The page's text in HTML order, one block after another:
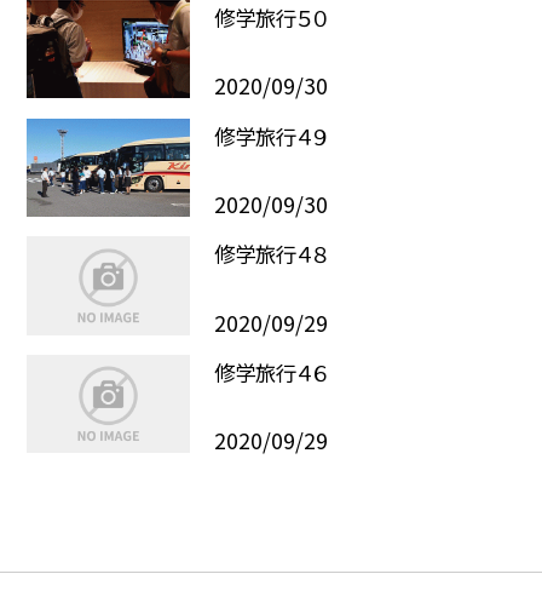
修学旅行５０
2020/09/30
修学旅行４９
2020/09/30
修学旅行４８
2020/09/29
修学旅行４６
2020/09/29